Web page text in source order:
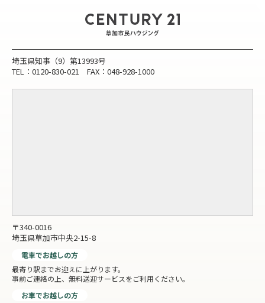
埼玉県知事（9）第13993号
TEL：0120-830-021 FAX：048-928-1000
〒340-0016
埼玉県草加市中央2-15-8
電車でお越しの方
最寄り駅までお迎えに上がります。
事前ご連絡の上、無料送迎サービスをご利用ください。
お車でお越しの方